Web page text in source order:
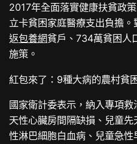
2017年全面落實健康扶貧政
立卡貧困家庭醫療支出負擔
返包養網貧戶、734萬貧困人
施策。
紅包來了：9種大病的農村貧
國家衛計委表示，納入專項
天性心臟房間隔缺損、兒童
性淋巴細胞白血病、兒童急性